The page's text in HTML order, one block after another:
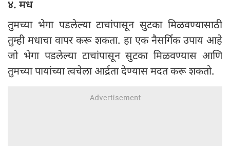
४. मध
तुमच्या भेगा पडलेल्या टाचांपासून सुटका मिळवण्यासाठी
तुम्ही मधाचा वापर करू शकता. हा एक नैसर्गिक उपाय आहे
जो भेगा पडलेल्या टाचांपासून सुटका मिळवण्यास आणि
तुमच्या पायांच्या त्वचेला आर्द्रता देण्यास मदत करू शकतो.